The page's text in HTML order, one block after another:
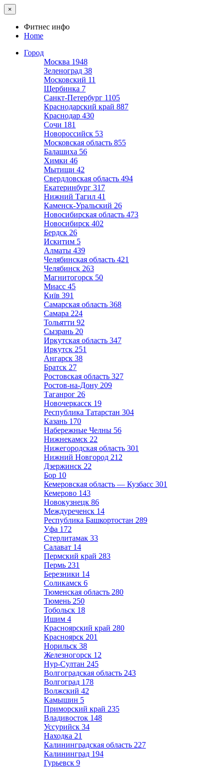
×
Фитнес инфо
Home
Город
Москва 1948
Зеленоград 38
Московский 11
Щербинка 7
Санкт-Петербург 1105
Краснодарский край 887
Краснодар 430
Сочи 181
Новороссийск 53
Московская область 855
Балашиха 56
Химки 46
Мытищи 42
Свердловская область 494
Екатеринбург 317
Нижний Тагил 41
Каменск-Уральский 26
Новосибирская область 473
Новосибирск 402
Бердск 26
Искитим 5
Алматы 439
Челябинская область 421
Челябинск 263
Магнитогорск 50
Миасс 45
Київ 391
Самарская область 368
Самара 224
Тольятти 92
Сызрань 20
Иркутская область 347
Иркутск 251
Ангарск 38
Братск 27
Ростовская область 327
Ростов-на-Дону 209
Таганрог 26
Новочеркасск 19
Республика Татарстан 304
Казань 170
Набережные Челны 56
Нижнекамск 22
Нижегородская область 301
Нижний Новгород 212
Дзержинск 22
Бор 10
Кемеровская область — Кузбасс 301
Кемерово 143
Новокузнецк 86
Междуреченск 14
Республика Башкортостан 289
Уфа 172
Стерлитамак 33
Салават 14
Пермский край 283
Пермь 231
Березники 14
Соликамск 6
Тюменская область 280
Тюмень 250
Тобольск 18
Ишим 4
Красноярский край 280
Красноярск 201
Норильск 38
Железногорск 12
Нур-Султан 245
Волгоградская область 243
Волгоград 178
Волжский 42
Камышин 5
Приморский край 235
Владивосток 148
Уссурийск 34
Находка 21
Калининградская область 227
Калининград 194
Гурьевск 9